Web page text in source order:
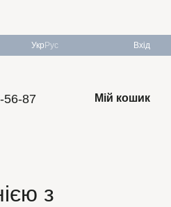
Укр Рус Вхід
56-87 Мій кошик
з